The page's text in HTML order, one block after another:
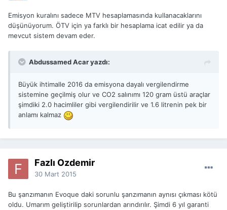
Emisyon kuralını sadece MTV hesaplamasında kullanacaklarını
düşünüyorum. ÖTV için ya farklı bir hesaplama icat edilir ya da
mevcut sistem devam eder.
Abdussamed Acar yazdı:
Büyük ihtimalle 2016 da emisyona dayalı vergilendirme
sistemine geçilmiş olur ve CO2 salınımı 120 gram üstü araçlar
şimdiki 2.0 hacimliler gibi vergilendirilir ve 1.6 litrenin pek bir
anlamı kalmaz
Fazlı Özdemir
30 Mart 2015
Bu şanzımanın Evoque daki sorunlu şanzımanın aynısı çıkması kötü
oldu. Umarım geliştirilip sorunlardan arındırılır. Şimdi 6 yıl garanti